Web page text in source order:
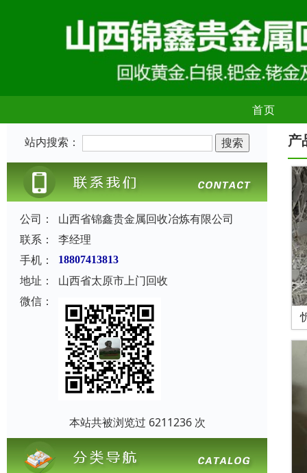
首页
站内搜索：
公司：
山西省锦鑫贵金属回收冶炼有限公司
联系：
李经理
手机：
18807413813
地址：
山西省太原市上门回收
微信：
本站共被浏览过 6211236 次
产